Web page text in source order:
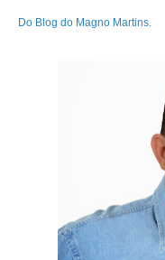
Do Blog do Magno Martins.